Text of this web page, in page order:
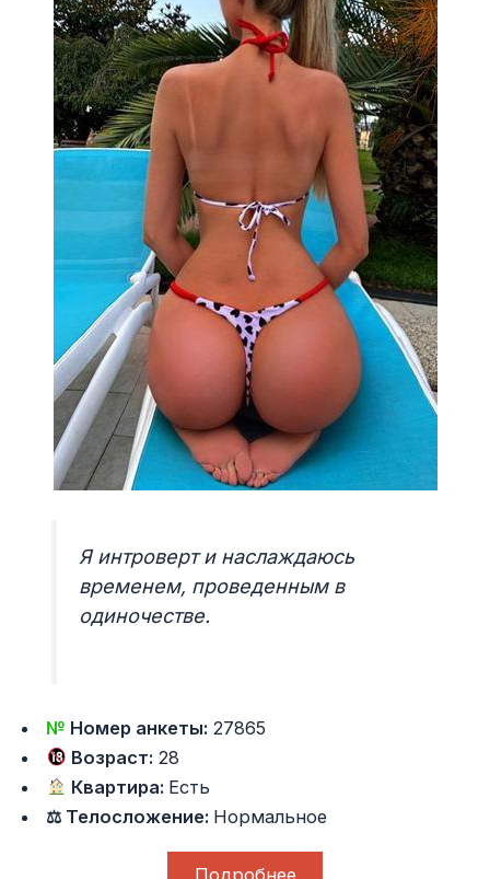
Я интроверт и наслаждаюсь
временем, проведенным в
одиночестве.
№ Номер анкеты: 27865
Возраст: 28
Квартира: Есть
⚖ Телосложение: Нормальное